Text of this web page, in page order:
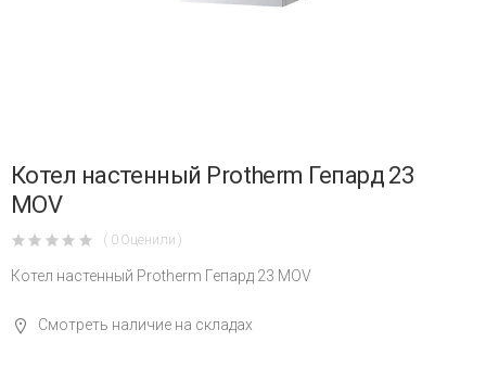
Котел настенный Protherm Гепард 23
МОV
( 0 Оценили )
Котел настенный Protherm Гепард 23 МОV
Смотреть наличие на складах